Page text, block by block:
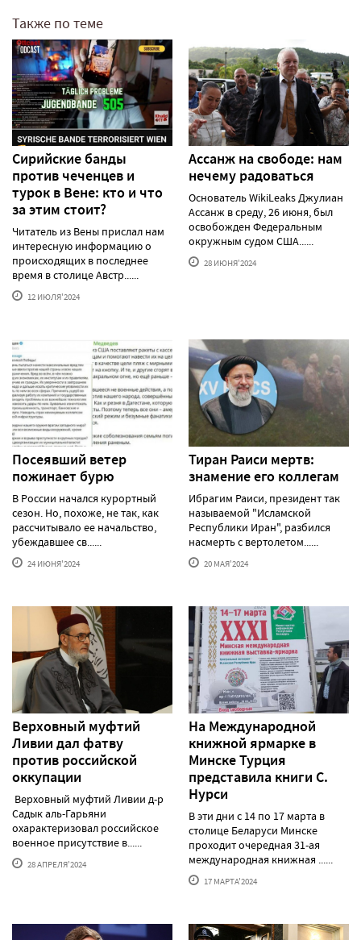
Также по теме
Сирийские банды
против чеченцев и
турок в Вене: кто и что
за этим стоит?
Читатель из Вены прислал нам
интересную информацию о
происходящих в последнее
время в столице Австр......
12 ИЮЛЯ'2024
Ассанж на свободе: нам
нечему радоваться
Основатель WikiLeaks Джулиан
Ассанж в среду, 26 июня, был
освобожден Федеральным
окружным судом США......
28 ИЮНЯ'2024
Посеявший ветер
пожинает бурю
В России начался курортный
сезон. Но, похоже, не так, как
рассчитывало ее начальство,
убеждавшее св......
24 ИЮНЯ'2024
Тиран Раиси мертв:
знамение его коллегам
Ибрагим Раиси, президент так
называемой "Исламской
Республики Иран", разбился
насмерть с вертолетом......
20 МАЯ'2024
Верховный муфтий
Ливии дал фатву
против российской
оккупации
Верховный муфтий Ливии д-р
Садык аль-Гарьяни
охарактеризовал российское
военное присутствие в......
28 АПРЕЛЯ'2024
На Международной
книжной ярмарке в
Минске Турция
представила книги С.
Нурси
В эти дни с 14 по 17 марта в
столице Беларуси Минске
проходит очередная 31-ая
международная книжная ......
17 МАРТА'2024